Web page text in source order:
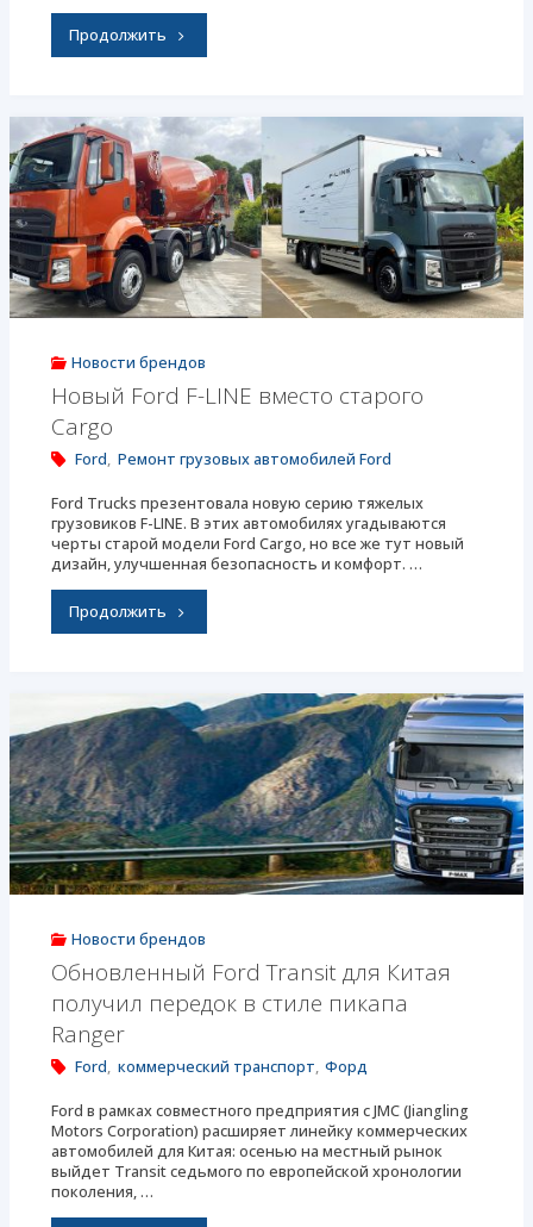
Продолжить"Совершенно
Ford
Transit
Courier"
Новости брендов
Новый Ford F-LINE вместо старого
Cargo
Ford, Ремонт грузовых автомобилей Ford
Ford Trucks презентовала новую серию тяжелых
грузовиков F-LINE. В этих автомобилях угадываются
черты старой модели Ford Cargo, но все же тут новый
дизайн, улучшенная безопасность и комфорт. …
Продолжить"Новый
LINE
вместо
старого
Cargo"
Новости брендов
Обновленный Ford Transit для Китая
получил передок в стиле пикапа
Ranger
Ford, коммерческий транспорт, Форд
Ford в рамках совместного предприятия с JMC (Jiangling
Motors Corporation) расширяет линейку коммерческих
автомобилей для Китая: осенью на местный рынок
выйдет Transit седьмого по европейской хронологии
поколения, …